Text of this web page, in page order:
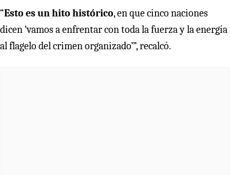
“Esto es un hito histórico, en que cinco naciones
dicen ‘vamos a enfrentar con toda la fuerza y la energía
al flagelo del crimen organizado’”, recalcó.